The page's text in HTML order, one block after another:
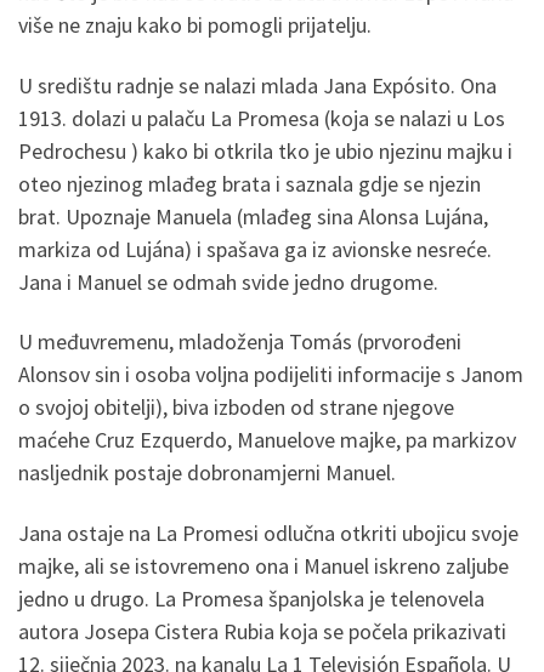
više ne znaju kako bi pomogli prijatelju.
U središtu radnje se nalazi mlada Jana Expósito. Ona
1913. dolazi u palaču La Promesa (koja se nalazi u Los
Pedrochesu ) kako bi otkrila tko je ubio njezinu majku i
oteo njezinog mlađeg brata i saznala gdje se njezin
brat. Upoznaje Manuela (mlađeg sina Alonsa Lujána,
markiza od Lujána) i spašava ga iz avionske nesreće.
Jana i Manuel se odmah svide jedno drugome.
U međuvremenu, mladoženja Tomás (prvorođeni
Alonsov sin i osoba voljna podijeliti informacije s Janom
o svojoj obitelji), biva izboden od strane njegove
maćehe Cruz Ezquerdo, Manuelove majke, pa markizov
nasljednik postaje dobronamjerni Manuel.
Jana ostaje na La Promesi odlučna otkriti ubojicu svoje
majke, ali se istovremeno ona i Manuel iskreno zaljube
jedno u drugo. La Promesa španjolska je telenovela
autora Josepa Cistera Rubia koja se počela prikazivati
12. siječnja 2023. na kanalu La 1 Televisión Española. U